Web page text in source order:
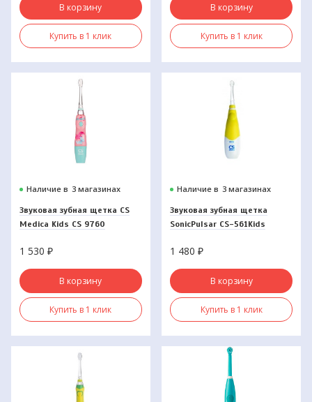
В корзину
Купить в 1 клик
В корзину
Купить в 1 клик
Наличие в 3 магазинах
Звуковая зубная щетка CS
Medica Kids CS 9760
1 530 ₽
В корзину
Купить в 1 клик
Наличие в 3 магазинах
Звуковая зубная щетка
SonicPulsar CS-561Kids
1 480₽
В корзину
Купить в 1 клик